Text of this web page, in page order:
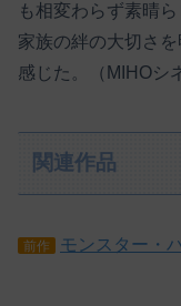
も相変わらず素晴
家族の絆の大切さ
感じた。（MIHOシ
関連作品
前作 モンスター・